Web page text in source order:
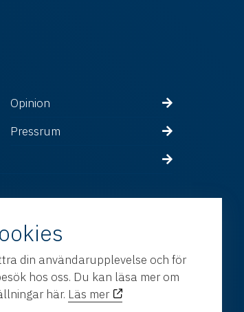
Opinion
Pressrum
din användarupplevelse och för
hos oss. Du kan läsa mer om
här. Läs mer